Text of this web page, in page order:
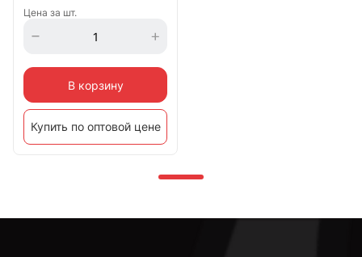
Цена за шт.
В корзину
Купить по оптовой цене